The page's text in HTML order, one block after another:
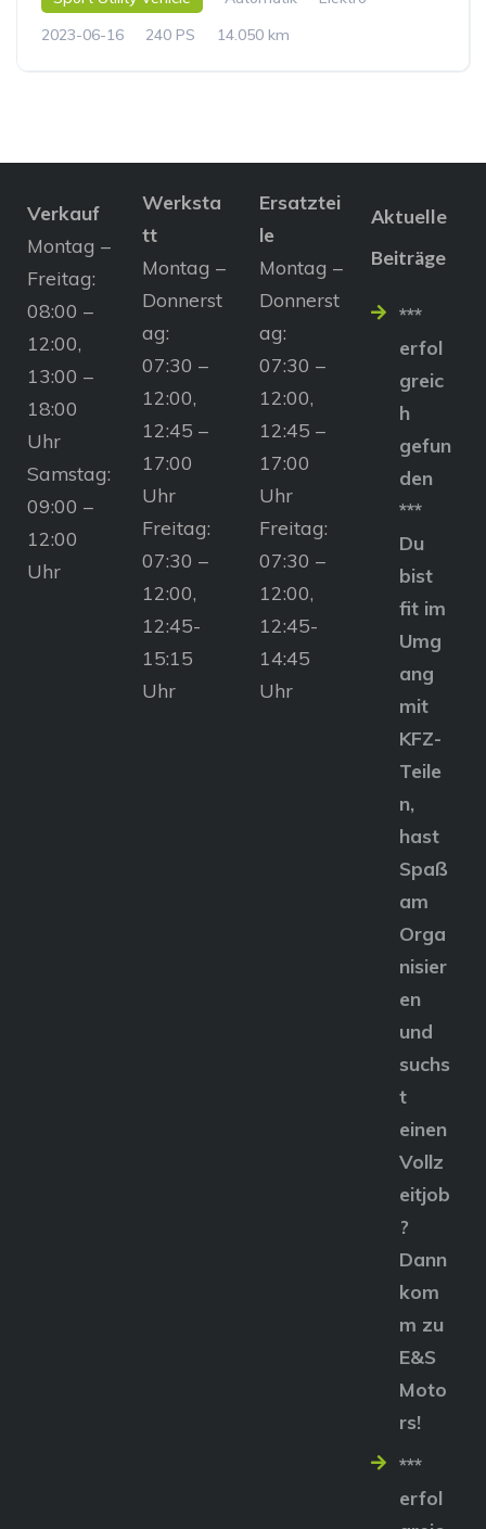
2023-06-16
240 PS 14.050 km
Verkauf
Montag –
Freitag:
08:00 –
12:00,
13:00 –
18:00
Uhr
Samstag:
09:00 –
12:00
Uhr
Werksta
tt
Montag –
Donnerst
ag:
07:30 –
12:00,
12:45 –
17:00
Uhr
Freitag:
07:30 –
12:00,
12:45-
15:15
Uhr
Ersatztei
le
Montag –
Donnerst
ag:
07:30 –
12:00,
12:45 –
17:00
Uhr
Freitag:
07:30 –
12:00,
12:45-
14:45
Uhr
Aktuelle
Beiträge
***
erfol
greic
h
gefun
den
***
Du
bist
fit im
Umg
ang
mit
KFZ-
Teile
n,
hast
Spaß
am
Orga
nisier
en
und
suchs
t
einen
Vollz
eitjob
?
Dann
kom
m zu
E&S
Moto
rs!
***
erfol